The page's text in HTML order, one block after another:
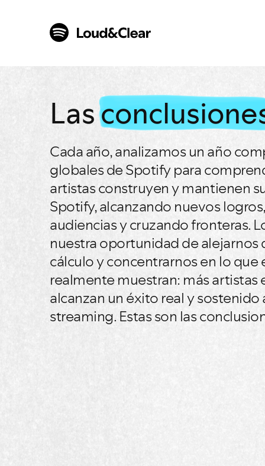
Las
Cada año, analizamos un año
globales de Spotify para
artistas construyen y mantienen
Spotify, alcanzando nuevos
audiencias y cruzando fronteras.
nuestra oportunidad de alejarnos
cálculo y concentrarnos en lo que
realmente muestran: más artistas
alcanzan un éxito real y sostenido
streaming. Estas son las